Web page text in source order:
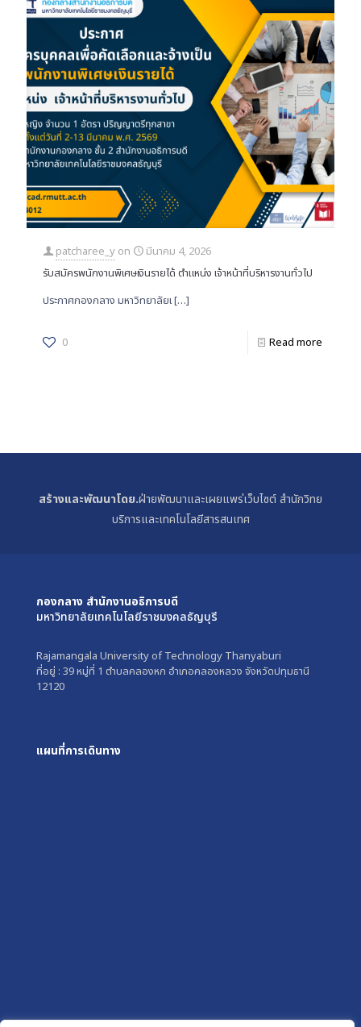
patcharee_y on
มีนาคม 4, 2026
รับสมัครพนักงานพิเศษเงินรายได้ ตำแหน่ง เจ้าหน้าที่บริหารงานทั่วไป
ประกาศกองกลาง มหาวิทยาลัยเ[…]
0 Read more
สร้างและพัฒนาโดย.ฝ่ายพัฒนาและเผยแพร่เว็บไซต์ สำนักวิทย
บริการและเทคโนโลยีสารสนเทศ
กองกลาง สำนักงานอธิการบดี
มหาวิทยาลัยเทคโนโลยีราชมงคลธัญบุรี
Rajamangala University of Technology Thanyaburi
ที่อยู่ : 39 หมู่ที่ 1 ตำบลคลองหก อำเภอคลองหลวง จังหวัดปทุมธานี
12120
แผนที่การเดินทาง